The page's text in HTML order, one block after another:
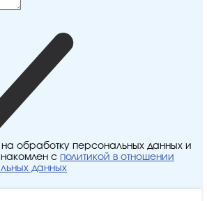
на обработку персональных данных и
с политикой в отношении
данных